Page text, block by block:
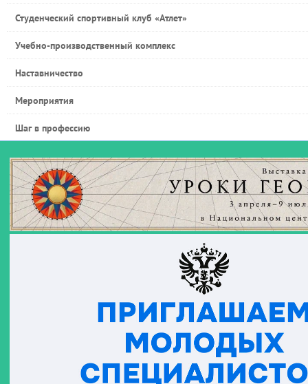
Студенческий спортивный клуб «Атлет»
Учебно-производственный комплекс
Наставничество
Мероприятия
Шаг в профессию